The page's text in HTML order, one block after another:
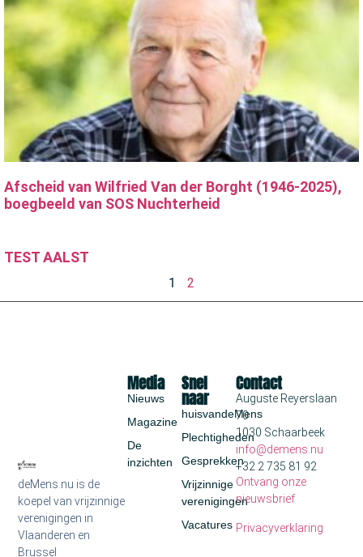
Afscheid van Wilfried Van der Borght (1946-2025),
boegbeeld van SOS Nuchterheid
TEST AALST
1 2
deMens.nu is de
koepel van vrijzinnige
verenigingen in
Vlaanderen en
Brussel
Snel
naar
huisvandeMens
Plechtigheden
Gesprekken
Vrijzinnige
verenigingen
Vacatures
Media
Nieuws
Magazine
De
inzichten
Contact
Auguste Reyerslaan
70
1030 Schaarbeek
info@demens.nu
+32 2 735 81 92
Ontvang onze
nieuwsbrief
Privacyverklaring